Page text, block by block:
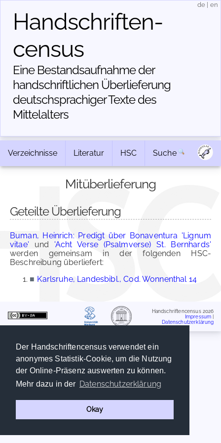
Der Handschriftencensus verwendet ein
anonymes Statistik-Cookie, um die Nutzung
der Online-Präsenz auswerten zu können.
Mehr dazu in der Datenschutzerklärung
Okay
Handschriften­
census
Eine Bestandsaufnahme der
handschriftlichen Über­lieferung
deutschsprachiger Texte des
Mittelalters
de en
Verzeichnisse Literatur HSC Suche
Mitüberlieferung
Geteilte Überlieferung
Buman, Heinrich: Predigt über Bonaventura 'Lignum
vitae' und 'Acht Verse (Psalmverse) St. Bernhards'
werden gemeinsam in der folgenden HSC-
Beschreibung überliefert:
■ Karlsruhe, Landesbibl., Cod. Wonnenthal 14
Handschriftencensus 2026
Impressum
Datenschutzerklärung